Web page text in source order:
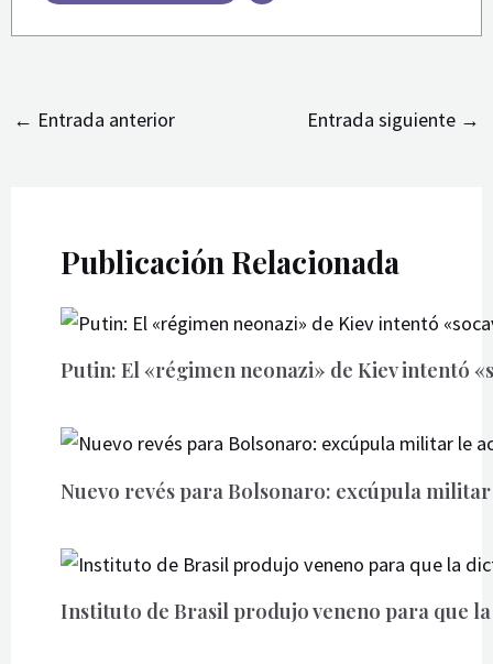
← Entrada anterior Entrada siguiente →
Publicación Relacionada
Putin: El «régimen neonazi» de Kiev intentó
Nuevo revés para Bolsonaro: excúpula
Instituto de Brasil produjo veneno para que